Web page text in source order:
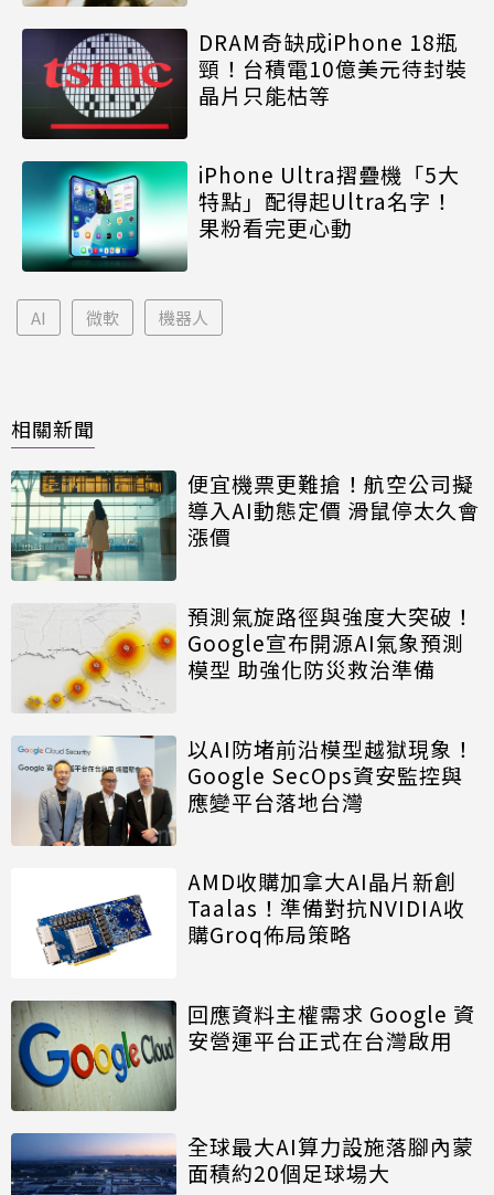
DRAM奇缺成iPhone 18瓶
頸！台積電10億美元待封裝
晶片只能枯等
iPhone Ultra摺疊機「5大
特點」配得起Ultra名字！
果粉看完更心動
AI 微軟 機器人
相關新聞
便宜機票更難搶！航空公司擬
導入AI動態定價 滑鼠停太久會
漲價
預測氣旋路徑與強度大突破！
Google宣布開源AI氣象預測
模型 助強化防災救治準備
以AI防堵前沿模型越獄現象！
Google SecOps資安監控與
應變平台落地台灣
AMD收購加拿大AI晶片新創
Taalas！準備對抗NVIDIA收
購Groq佈局策略
回應資料主權需求 Google 資
安營運平台正式在台灣啟用
全球最大AI算力設施落腳內蒙
面積約20個足球場大